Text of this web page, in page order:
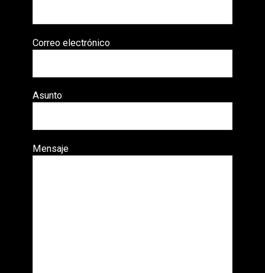
Correo electrónico
Asunto
Mensaje